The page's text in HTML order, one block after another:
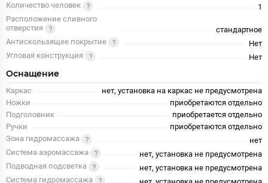
Количество человек
1
Расположение сливного
отверстия
стандартное
Антискользящее покрытие
Нет
Угловая конструкция
Нет
Оснащение
Каркас
нет, установка на каркас не предусмотрена
Ножки
приобретаются отдельно
Подголовник
приобретается отдельно
Ручки
приобретаются отдельно
Зона гидромассажа
нет
Система аэромассажа
нет, установка не предусмотрена
Подводная подсветка
нет, установка не предусмотрена
Система гидромассажа